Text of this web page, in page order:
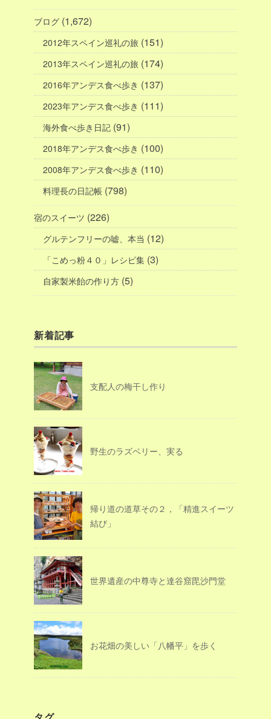
ブログ (1,672)
2012年スペイン巡礼の旅 (151)
2013年スペイン巡礼の旅 (174)
2016年アンデス食べ歩き (137)
2023年アンデス食べ歩き (111)
海外食べ歩き日記 (91)
2018年アンデス食べ歩き (100)
2008年アンデス食べ歩き (110)
料理長の日記帳 (798)
宿のスイーツ (226)
グルテンフリーの嘘、本当 (12)
「こめっ粉４０」レシピ集 (3)
自家製米飴の作り方 (5)
新着記事
支配人の梅干し作り
野生のラズベリー、実る
帰り道の道草その２，「精進スイーツ
結び」
世界遺産の中尊寺と達谷窟毘沙門堂
お花畑の美しい「八幡平」を歩く